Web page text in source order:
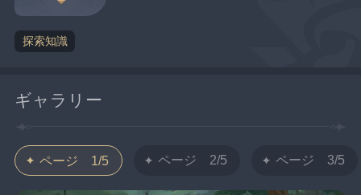
探索知識
ギャラリー
ページ 1/5 ページ 2/5 ページ 3/5